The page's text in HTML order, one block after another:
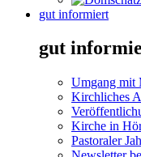
gut informiert
gut
Umgang mit
Kirchliches
Kirche in
Pastoraler